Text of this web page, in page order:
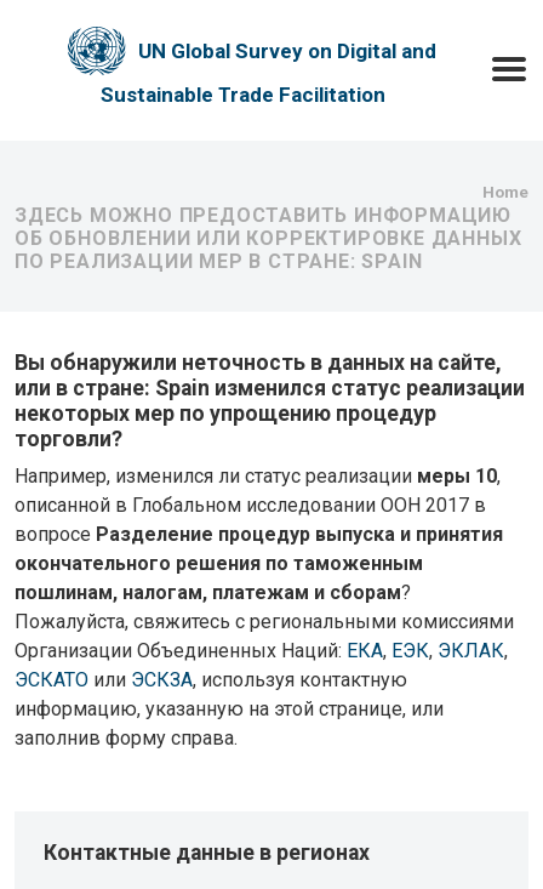
UN Global Survey on Digital and
Sustainable Trade Facilitation
Home
ЗДЕСЬ МОЖНО ПРЕДОСТАВИТЬ ИНФОРМАЦИЮ
ОБ ОБНОВЛЕНИИ ИЛИ КОРРЕКТИРОВКЕ ДАННЫХ
ПО РЕАЛИЗАЦИИ МЕР В СТРАНЕ: SPAIN
Вы обнаружили неточность в данных на сайте,
или в стране: Spain изменился статус реализации
некоторых мер по упрощению процедур
торговли?
Например, изменился ли статус реализации меры 10,
описанной в Глобальном исследовании ООН 2017 в
вопросе Разделение процедур выпуска и принятия
окончательного решения по таможенным
пошлинам, налогам, платежам и сборам?
Пожалуйста, свяжитесь с региональными комиссиями
Организации Объединенных Наций: ЕКА, ЕЭК, ЭКЛАК,
ЭСКАТО или ЭСКЗА, используя контактную
информацию, указанную на этой странице, или
заполнив форму справа.
Контактные данные в регионах